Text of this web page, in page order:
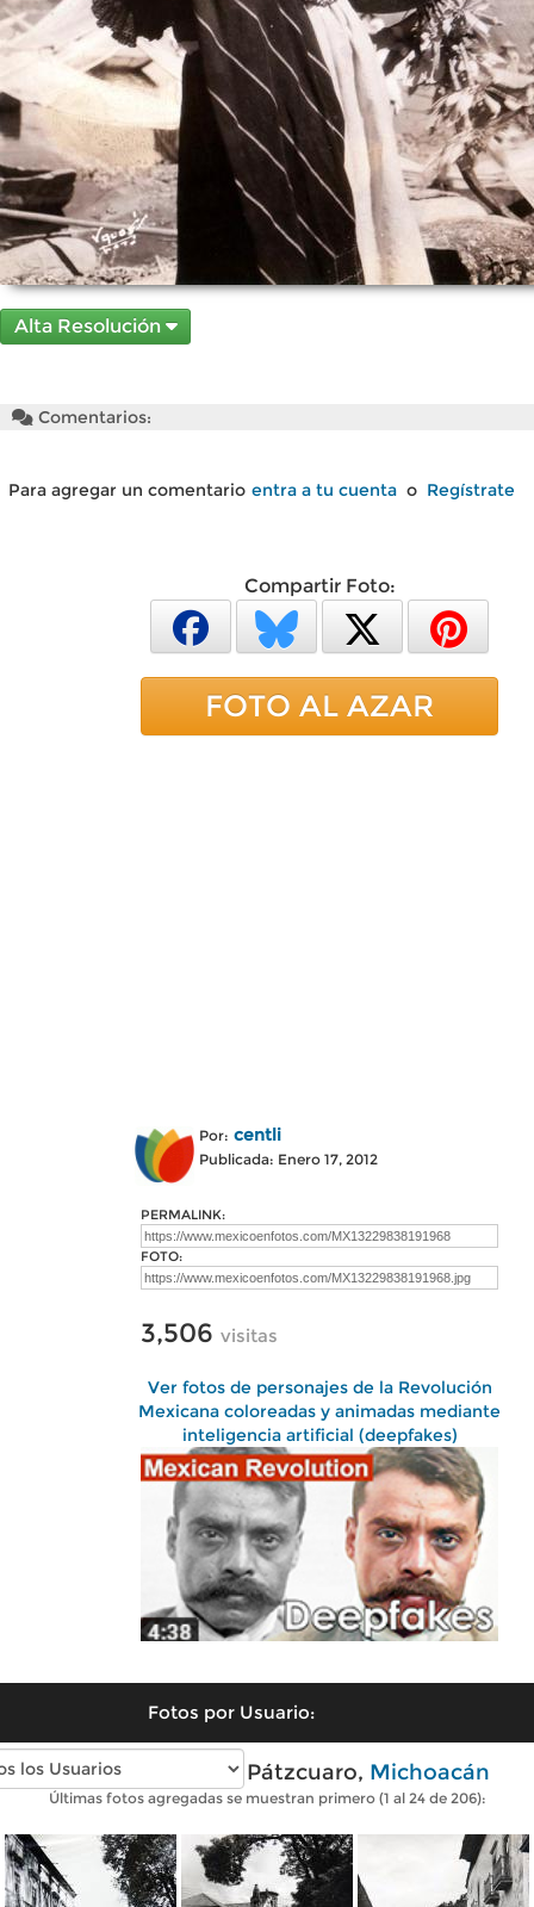
Alta Resolución
Comentarios:
Para agregar un comentario entra a tu cuenta o Regístrate
Compartir Foto:
FOTO AL AZAR
Por: centli
Publicada: Enero 17, 2012
PERMALINK:
FOTO:
3,506 visitas
Ver fotos de personajes de la Revolución
Mexicana coloreadas y animadas mediante
inteligencia artificial (deepfakes)
Fotos por Usuario:
Fotos antiguas de Pátzcuaro, Michoacán
Últimas fotos agregadas se muestran primero (1 al 24 de 206):